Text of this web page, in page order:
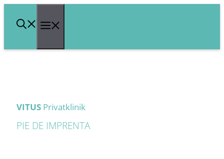
contenido
VITUS Privatklinik
PIE DE IMPRENTA